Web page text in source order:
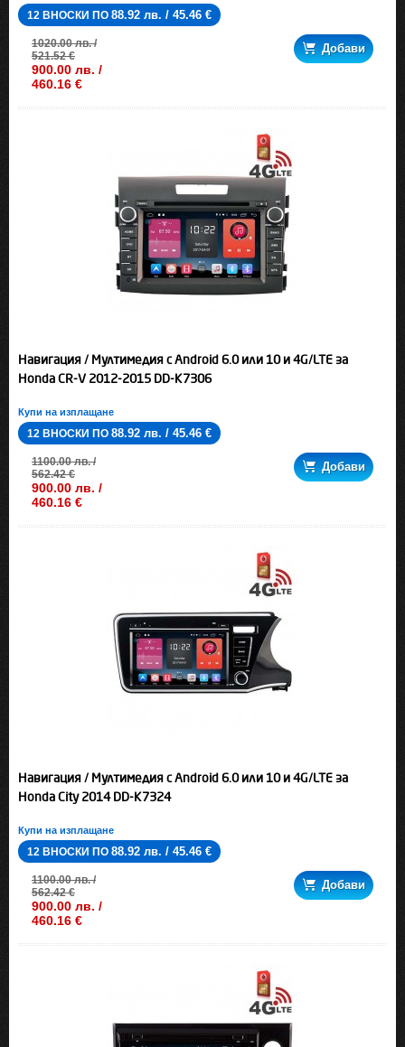
12 ВНОСКИ ПО 88.92 лв. / 45.46 €
1020.00 лв. /
521.52 €
900.00 лв. /
460.16 €
Добави
Навигация / Мултимедия с Android 6.0 или 10 и 4G/LTE за
Honda CR-V 2012-2015 DD-K7306
Купи на изплащане
12 ВНОСКИ ПО 88.92 лв. / 45.46 €
1100.00 лв. /
562.42 €
900.00 лв. /
460.16 €
Добави
Навигация / Мултимедия с Android 6.0 или 10 и 4G/LTE за
Honda City 2014 DD-K7324
Купи на изплащане
12 ВНОСКИ ПО 88.92 лв. / 45.46 €
1100.00 лв. /
562.42 €
900.00 лв. /
460.16 €
Добави